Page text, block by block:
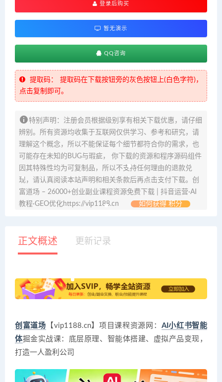
登录后购买
暂无演示
QQ咨询
提取码：
提取码在下载按钮旁的灰色按钮上(白色字符)，
点击复制即可。
特别声明：注册会员根据级别享有相关下载优惠，请仔细
辨别。所有资源均收集于互联网仅供学习、参考和研究，请
理解这个概念，所以不能保证每个细节都符合你的需求，也
可能存在未知的BUG与瑕疵， 你下载的资源和程序源码组件
因其特殊性均为可复制品，所以不支持任何理由的退款兑
现，请认真阅读本站声明和相关条款后再点击支付下载。创
富道场 – 26000+创业副业课程资源免费下载 | 抖音运营·AI
教程·GEO优化https://vip1188.cn
如何获得 积分
正文概述 更新记录
创富道场 【vip1188.cn】项目课程资源网： AI小红书智能
体掘金实战课：底层原理、智能体搭建、虚拟产品变现，
打造一人盈利公司